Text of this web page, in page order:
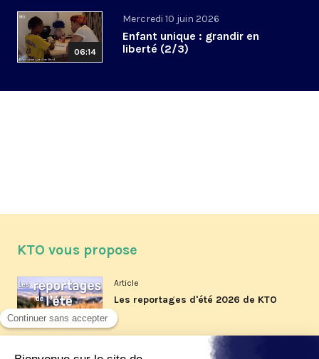
06:14
Mercredi 10 juin 2026
Enfant unique : grandir en
liberté (2/3)
KTO vous propose
Article
Les reportages d'été 2026 de KTO